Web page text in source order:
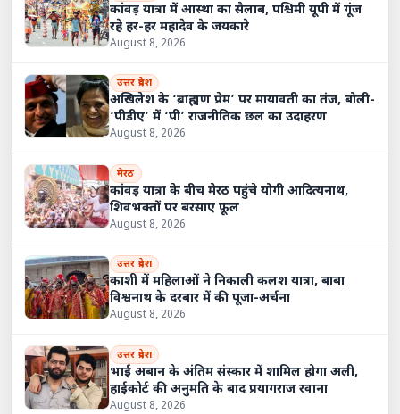
कांवड़ यात्रा में आस्था का सैलाब, पश्चिमी यूपी में गूंज
रहे हर-हर महादेव के जयकारे
August 8, 2026
उत्तर प्रदेश
अखिलेश के ‘ब्राह्मण प्रेम’ पर मायावती का तंज, बोली-
‘पीडीए’ में ‘पी’ राजनीतिक छल का उदाहरण
August 8, 2026
मेरठ
कांवड़ यात्रा के बीच मेरठ पहुंचे योगी आदित्यनाथ,
शिवभक्तों पर बरसाए फूल
August 8, 2026
उत्तर प्रदेश
काशी में महिलाओं ने निकाली कलश यात्रा, बाबा
विश्वनाथ के दरबार में की पूजा-अर्चना
August 8, 2026
उत्तर प्रदेश
भाई अबान के अंतिम संस्कार में शामिल होगा अली,
हाईकोर्ट की अनुमति के बाद प्रयागराज रवाना
August 8, 2026